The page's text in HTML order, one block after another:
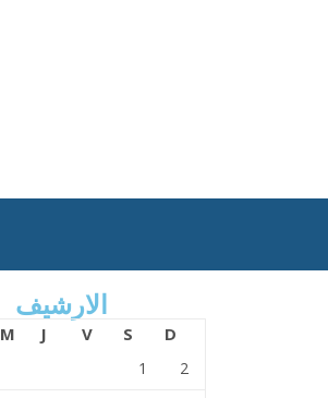
الارشيف
M J V S D
1 2